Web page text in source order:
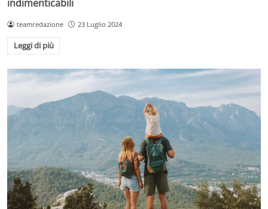
indimenticabili
teamredazione 23 Luglio 2024
Leggi di più